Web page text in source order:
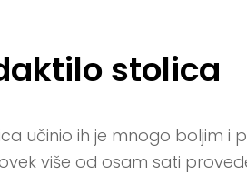
stolica
učinio ih je mnogo boljim i
više od osam sati